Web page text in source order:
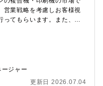
営業戦略を考慮しお客様視
ってもらいます。また、お
フイルムグループの商品品
。【具体的には】■評価業
スト全般の管理業務・業務
部門との交渉・労務管理・
ジャー
更新日 2026.07.04